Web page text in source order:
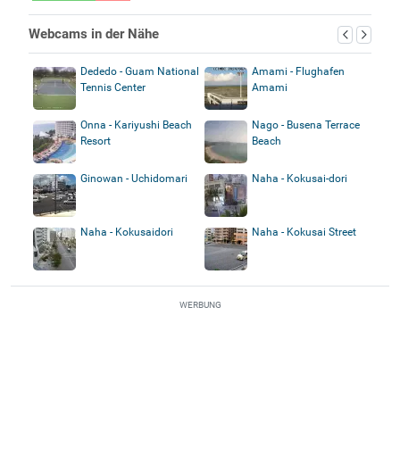
Webcams in der Nähe
Dededo - Guam National
Tennis Center
Amami - Flughafen
Amami
Onna - Kariyushi Beach
Resort
Nago - Busena Terrace
Beach
Ginowan - Uchidomari Naha - Kokusai-dori
Naha - Kokusaidori Naha - Kokusai Street
WERBUNG